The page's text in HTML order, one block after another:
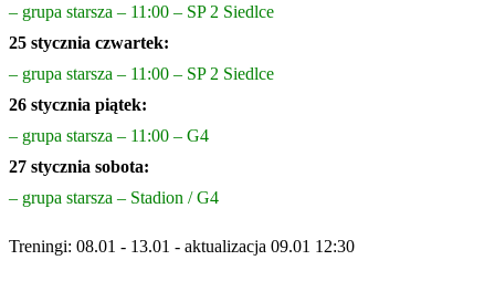
– grupa starsza – 11:00 – SP 2 Siedlce
25 stycznia czwartek:
– grupa starsza – 11:00 – SP 2 Siedlce
26 stycznia piątek:
– grupa starsza – 11:00 – G4
27 stycznia sobota:
– grupa starsza – Stadion / G4
Treningi: 08.01 - 13.01 - aktualizacja 09.01 12:30